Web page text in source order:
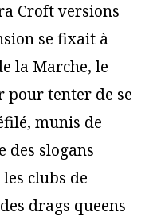
Croft versions
se fixait à
la Marche, le
tenter de se
munis de
des slogans
clubs de
drags queens